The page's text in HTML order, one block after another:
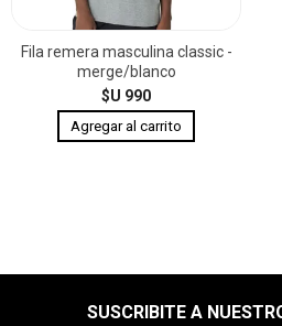
Fila remera masculina classic -
merge/blanco
$U 990
SUSCRIBITE A